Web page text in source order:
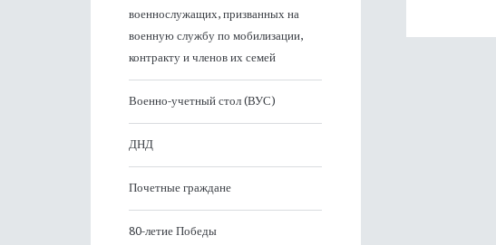
военнослужащих, призванных на
военную службу по мобилизации,
контракту и членов их семей
Военно-учетный стол (ВУС)
ДНД
Почетные граждане
80-летие Победы